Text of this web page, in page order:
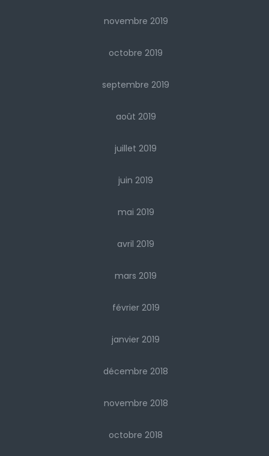
novembre 2019
octobre 2019
septembre 2019
août 2019
juillet 2019
juin 2019
mai 2019
avril 2019
mars 2019
février 2019
janvier 2019
décembre 2018
novembre 2018
octobre 2018